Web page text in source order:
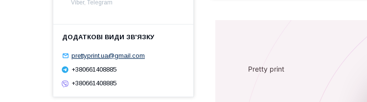
Pretty print
Viber, Telegram
prettyprint.ua@gmail.com
+380661408885
+380661408885